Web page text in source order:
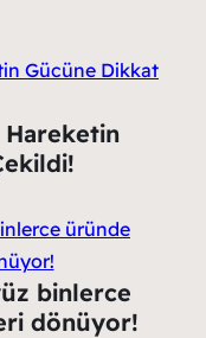
Hareketin
binlerce
dönüyor!